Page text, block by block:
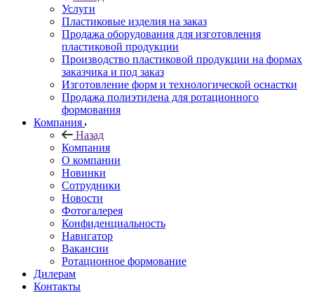
Услуги
Пластиковые изделия на заказ
Продажа оборудования для изготовления
пластиковой продукции
Производство пластиковой продукции на формах
заказчика и под заказ
Изготовление форм и технологической оснастки
Продажа полиэтилена для ротационного
формования
Компания
Назад
Компания
О компании
Новинки
Сотрудники
Новости
Фотогалерея
Конфиденциальность
Навигатор
Вакансии
Ротационное формование
Дилерам
Контакты